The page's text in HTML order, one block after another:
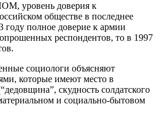
уровень доверия к
обществе в последнее
году полное доверие к армии
респондентов, то в 1997
социологи объясняют
которые имеют место в
скудность солдатского
и социально-бытовом